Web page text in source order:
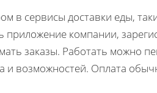
в сервисы доставки еды,
приложение компании,
заказы. Работать можно
и возможностей. Оплата